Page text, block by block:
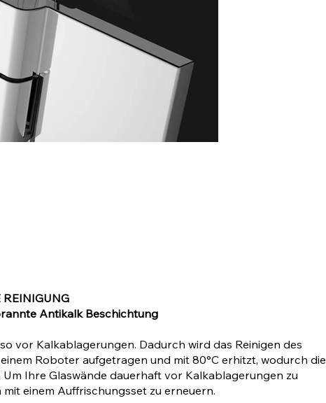
REINIGUNG
Antikalk Beschichtung
vor Kalkablagerungen. Dadurch wird das Reinigen des
Roboter aufgetragen und mit 80°C erhitzt, wodurch die
Ihre Glaswände dauerhaft vor Kalkablagerungen zu
einem Auffrischungsset zu erneuern.